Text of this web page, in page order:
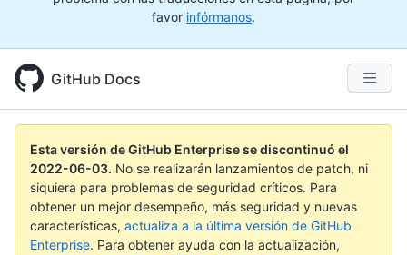
favor infórmanos.
GitHub Docs
Esta versión de GitHub Enterprise se discontinuó el
2022-06-03. No se realizarán lanzamientos de patch, ni
siquiera para problemas de seguridad críticos. Para
obtener un mejor desempeño, más seguridad y nuevas
características, actualiza a la última versión de GitHub
Enterprise. Para obtener ayuda con la actualización,